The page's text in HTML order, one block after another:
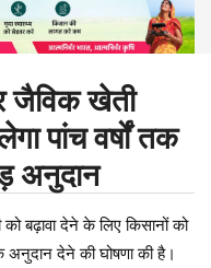
जैविक खेती
पांच वर्षों तक
अनुदान
बढ़ावा देने के लिए किसानों को
अनुदान देने की घोषणा की है।